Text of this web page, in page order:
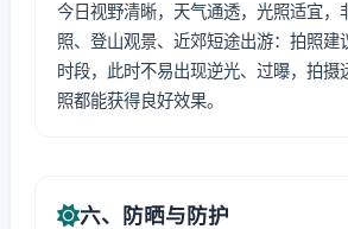
今日视野清晰，天气通透，光照适宜，
照、登山观景、近郊短途出游：拍照建
时段，此时不易出现逆光、过曝，拍摄
照都能获得良好效果。
六、防晒与防护